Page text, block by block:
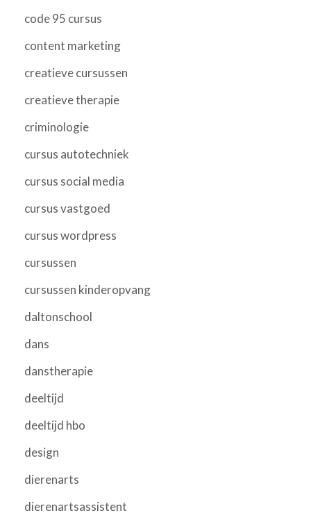
code 95 cursus
content marketing
creatieve cursussen
creatieve therapie
criminologie
cursus autotechniek
cursus social media
cursus vastgoed
cursus wordpress
cursussen
cursussen kinderopvang
daltonschool
dans
danstherapie
deeltijd
deeltijd hbo
design
dierenarts
dierenartsassistent